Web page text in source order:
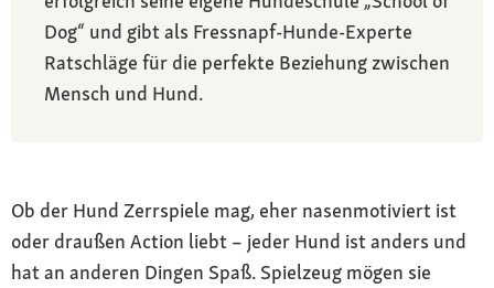
Dog“ und gibt als Fressnapf-Hunde-Experte
Ratschläge für die perfekte Beziehung zwischen
Mensch und Hund.
Ob der Hund Zerrspiele mag, eher nasenmotiviert ist
oder draußen Action liebt – jeder Hund ist anders und
hat an anderen Dingen Spaß. Spielzeug mögen sie